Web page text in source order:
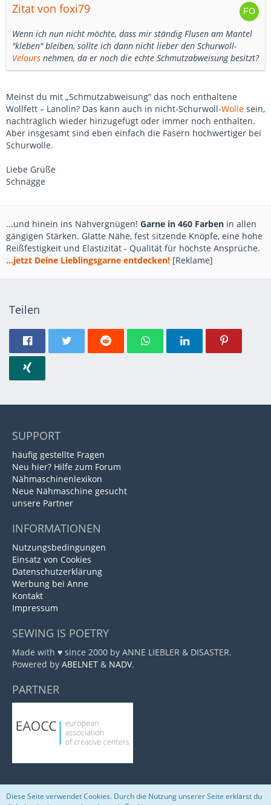
Zitat von foxi79
Wenn ich nun nicht möchte, dass mir ständig Flusen am Mantel
"kleben" bleiben, sollte ich dann nicht lieber den Schurwoll-
Velours nehmen, da er noch die echte Schmutzabweisung besitzt?
Meinst du mit „Schmutzabweisung“ das noch enthaltene
Wollfett – Lanolin? Das kann auch in nicht-Schurwoll-Wolle sein,
nachträglich wieder hinzugefügt oder immer noch enthalten.
Aber insgesamt sind eben einfach die Fasern hochwertiger bei
Schurwolle.
Liebe Grüße
Schnägge
...und hinein ins Nähvergnügen! Garne in 460 Farben in allen
gängigen Stärken. Glatte Nähe, fest sitzende Knöpfe, eine hohe
Reißfestigkeit und Elastizität - Qualität für höchste Ansprüche.
...jetzt Deine Lieblingsgarne entdecken! [Reklame]
Teilen
SUPPORT
häufig gestellte Fragen
Neu hier? Hilfe zum Forum
Nähmaschinenlexikon
Neue Nähmaschine gesucht
unsere Partner
INFORMATIONEN
Nutzungsbedingungen
Einsatz von Cookies
Datenschutzerklärung
Werbung bei Anne
Kontakt
Impressum
SEWING IS POETRY
Made with ♥ since 2000 by ANNE LIEBLER & DISASTER.
Powered by ABELNET & NADV.
PARTNER
Diese Seite verwendet Cookies. Durch die Nutzung unserer Seite erklärst du